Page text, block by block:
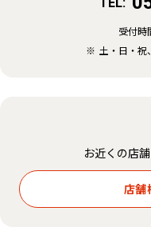
受付時
土・日・祝
お近くの店
店舗